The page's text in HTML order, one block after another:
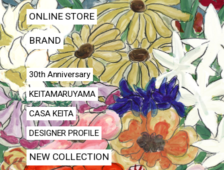
ONLINE STORE
BRAND
30th Anniversary
KEITAMARUYAMA
CASA KEITA
DESIGNER PROFILE
NEW COLLECTION